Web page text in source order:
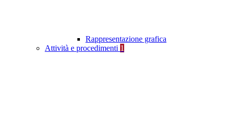
Rappresentazione grafica
Attività e procedimenti 1